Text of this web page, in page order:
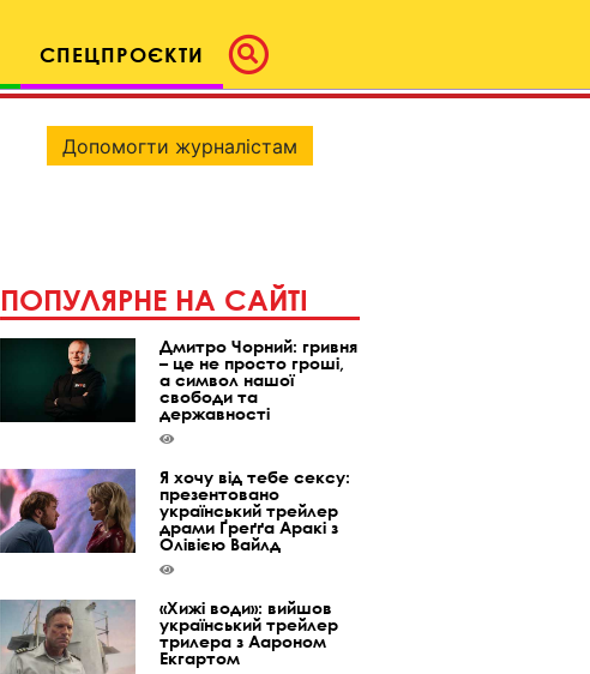
СПЕЦПРОЄКТИ
Допомогти журналістам
ПОПУЛЯРНЕ НА САЙТІ
Дмитро Чорний: гривня
– це не просто гроші,
а символ нашої
свободи та
державності
Я хочу від тебе сексу:
презентовано
український трейлер
драми Ґреґґа Аракі з
Олівією Вайлд
«Хижі води»: вийшов
український трейлер
трилера з Аароном
Екгартом